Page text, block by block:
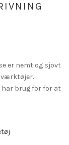
er nemt og sjovt
værktøjer.
har brug for for at